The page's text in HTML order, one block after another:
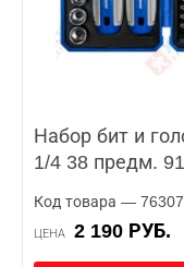
Набор бит и
1/4 38 предм.
Код товара —
ЦЕНА 2 190 РУБ.